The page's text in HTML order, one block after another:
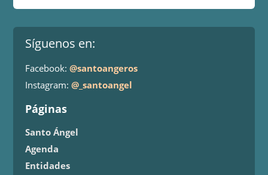
Síguenos en:
Facebook:@santoangeros
Instagram:@_santoangel
Páginas
Santo Ángel
Agenda
Entidades